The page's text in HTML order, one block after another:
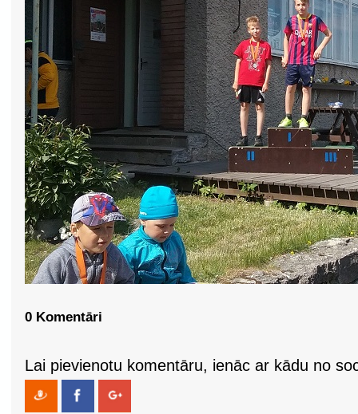
0 Komentāri
Lai pievienotu komentāru, ienāc ar kādu no